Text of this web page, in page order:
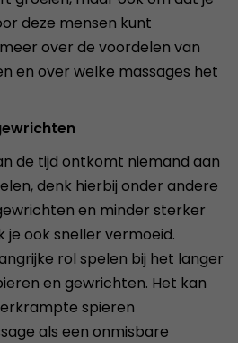
deze mensen kunt
over de voordelen van
en over welke massages het
de tijd ontkomt niemand aan
denk hierbij onder andere
en minder sterker
je ook sneller vermoeid.
rol spelen bij het langer
en gewrichten. Het kan
spieren
als een onmisbare